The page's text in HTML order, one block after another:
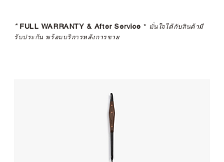
*FULL WARRANTY & After Service * มั่นใจได้กับสินค้ามี
รับประกัน พร้อมบริการหลังการขาย